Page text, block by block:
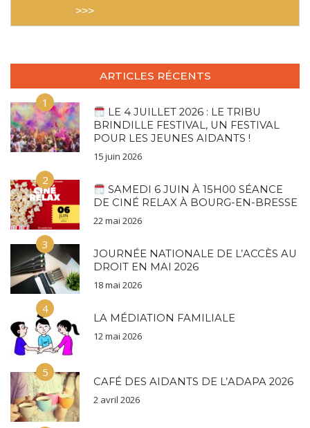
>>>
ARTICLES RÉCENTS
1
LE 4 JUILLET 2026 : LE TRIBU
BRINDILLE FESTIVAL, UN FESTIVAL
POUR LES JEUNES AIDANTS !
15 juin 2026
2
SAMEDI 6 JUIN À 15H00 SÉANCE
DE CINÉ RELAX À BOURG-EN-BRESSE
22 mai 2026
3
JOURNÉE NATIONALE DE L’ACCÈS AU
DROIT EN MAI 2026
18 mai 2026
4
LA MÉDIATION FAMILIALE
12 mai 2026
5
CAFÉ DES AIDANTS DE L’ADAPA 2026
2 avril 2026